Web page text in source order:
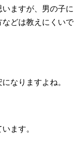
ますが、男の子に
などは教えにくいで
なりますよね。
ます。